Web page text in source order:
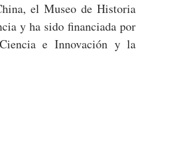
el Museo de Historia
y ha sido financiada por
e Innovación y la